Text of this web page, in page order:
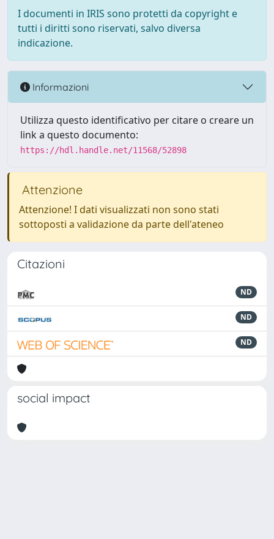
I documenti in IRIS sono protetti da copyright e
tutti i diritti sono riservati, salvo diversa
indicazione.
Informazioni
Utilizza questo identificativo per citare o creare un
link a questo documento:
https://hdl.handle.net/11568/52898
Attenzione
Attenzione! I dati visualizzati non sono stati
sottoposti a validazione da parte dell'ateneo
Citazioni
ND
ND
ND
social impact